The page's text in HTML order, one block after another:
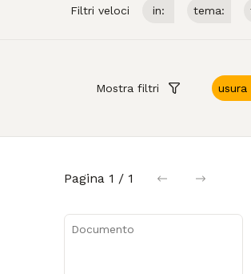
Filtri veloci in: tema:
Mostra filtri usura
Pagina 1 / 1 precedentesuccessiva
Documento